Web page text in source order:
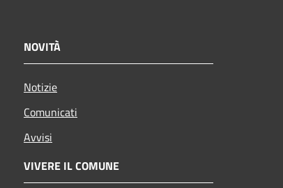
NOVITÀ
Notizie
Comunicati
Avvisi
VIVERE IL COMUNE